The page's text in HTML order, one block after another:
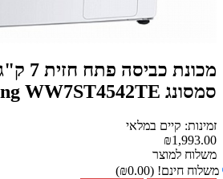
סמסונג Samsung WW7ST4542TE
זמינות: קיים במלאי
₪1,993.00
משלוח למוצר
משלוח חינם! (₪0.00)